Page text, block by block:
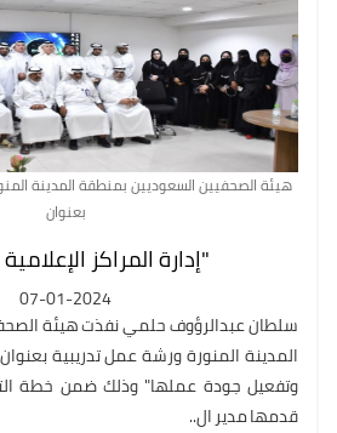
هيئة الصحفيين السعوديين بمنطقة المدينة
بعنوان
"إدارة المراكز
07-01-2024
سلطان عبدالرؤوف حلمي نفذت هيئة
المدينة المنورة ورشة عمل تدريبية بعنوان
وتفعيل جودة عملها" وذلك ضمن خطة
قدمها مدير ال..